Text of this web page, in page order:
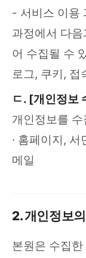
- 서비스 이용
과정에서 다
어 수집될 수
로그, 쿠키, 접
ㄷ. [개인정보
개인정보를
· 홈페이지,
메일
2. 개인정보
본원은 수집